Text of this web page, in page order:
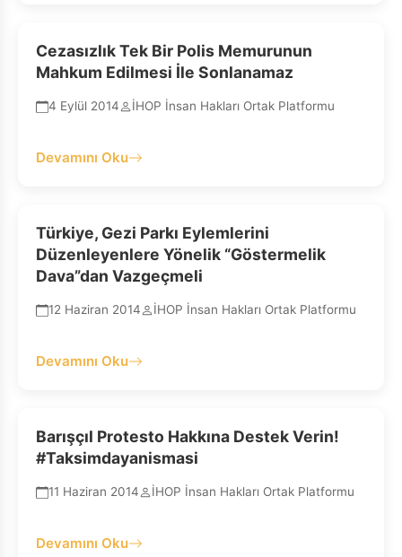
Cezasızlık Tek Bir Polis Memurunun
Mahkum Edilmesi İle Sonlanamaz
4 Eylül 2014 İHOP İnsan Hakları Ortak Platformu
Devamını Oku
Türkiye, Gezi Parkı Eylemlerini
Düzenleyenlere Yönelik “Göstermelik
Dava”dan Vazgeçmeli
12 Haziran 2014 İHOP İnsan Hakları Ortak Platformu
Devamını Oku
Barışçıl Protesto Hakkına Destek Verin!
#Taksimdayanismasi
11 Haziran 2014 İHOP İnsan Hakları Ortak Platformu
Devamını Oku